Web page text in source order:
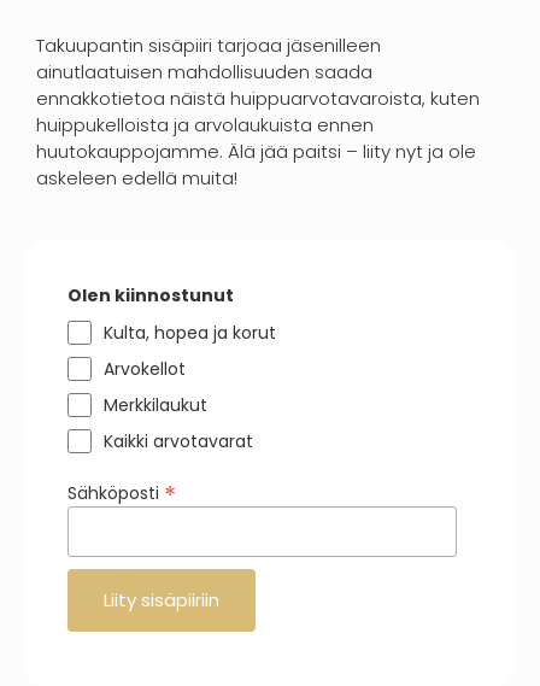
Takuupantin sisäpiiri tarjoaa jäsenilleen
ainutlaatuisen mahdollisuuden saada
ennakkotietoa näistä huippuarvotavaroista, kuten
huippukelloista ja arvolaukuista ennen
huutokauppojamme. Älä jää paitsi – liity nyt ja ole
askeleen edellä muita!
Olen kiinnostunut
Kulta, hopea ja korut
Arvokellot
Merkkilaukut
Kaikki arvotavarat
Sähköposti *